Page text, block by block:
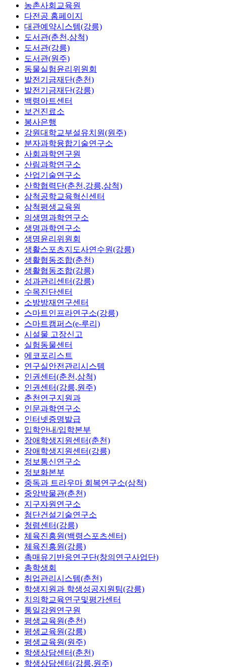
농촌사회교육원
다전공 홈페이지
대관예약시스템(강릉)
도서관(춘천,삼척)
도서관(강릉)
도서관(원주)
동물실험윤리위원회
발전기금재단(춘천)
발전기금재단(강릉)
백령아트센터
보건진료소
봉사은행
강원대학교부설유치원(원주)
분자과학융합기술연구소
사회과학연구원
산림과학연구소
산업기술연구소
산학협력단(춘천,강릉,삼척)
삼척공학교육혁신센터
삼척평생교육원
의생명과학연구소
생명과학연구소
생명윤리위원회
생활스포츠지도사연수원(강릉)
생활협동조합(춘천)
생활협동조합(강릉)
성과관리센터(강릉)
수목진단센터
소방방재연구센터
스마트인프라연구소(강릉)
스마트캠퍼스(e-루리)
시설물 고장신고
실험동물센터
에코포리스트
연구실안전관리시스템
인권센터(춘천,삼척)
인권센터(강릉,원주)
춘천연구지원과
인문과학연구소
인터넷증명발급
입학안내/입학본부
장애학생지원센터(춘천)
장애학생지원센터(강릉)
정보통신연구소
정보화본부
중독과 트라우마 회복연구소(삼척)
중앙박물관(춘천)
지구자원연구소
첨단건설기술연구소
청렴센터(강릉)
체육진흥원(백령스포츠센터)
체육진흥원(강릉)
촉매유기반응연구단(창의연구사업단)
총학생회
취업관리시스템(춘천)
학생지원과 학생성공지원팀(강릉)
치의학교육연구및평가센터
통일강원연구원
평생교육원(춘천)
평생교육원(강릉)
평생교육원(원주)
학생상담센터(춘천)
학생상담센터(강릉,원주)